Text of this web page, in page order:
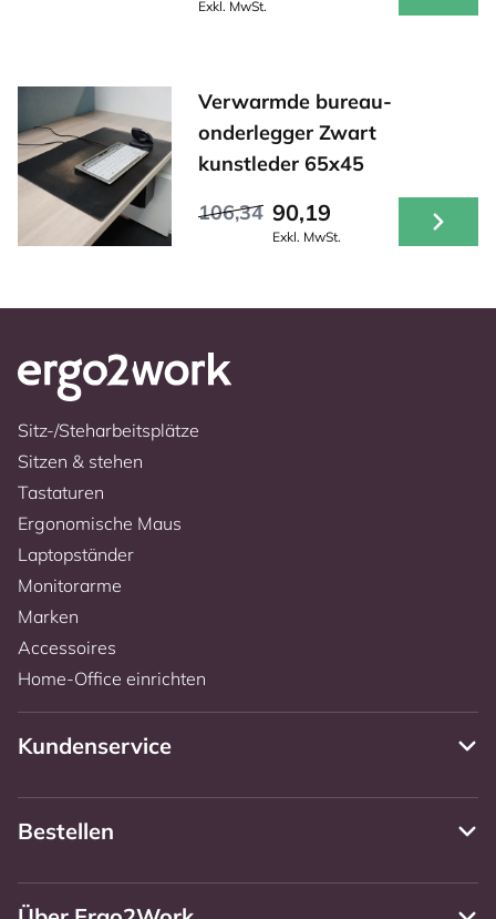
Exkl. MwSt.
Verwarmde bureau-
onderlegger Zwart
kunstleder 65x45
106,34 90,19
Exkl. MwSt.
Sitz-/Steharbeitsplätze
Sitzen & stehen
Tastaturen
Ergonomische Maus
Laptopständer
Monitorarme
Marken
Accessoires
Home-Office einrichten
Kundenservice
Bestellen